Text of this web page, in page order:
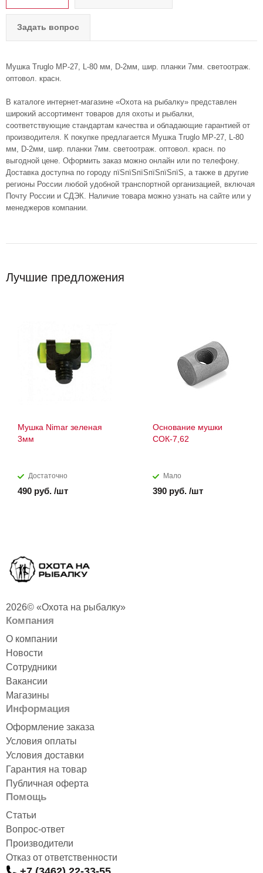
Задать вопрос
Мушка Truglo МР-27, L-80 мм, D-2мм, шир. планки 7мм. светоотраж.
оптовол. красн.
В каталоге интернет-магазине «Охота на рыбалку» представлен
широкий ассортимент товаров для охоты и рыбалки,
соответствующие стандартам качества и обладающие гарантией от
производителя. К покупке предлагается Мушка Truglo МР-27, L-80
мм, D-2мм, шир. планки 7мм. светоотраж. оптовол. красн. по
выгодной цене. Оформить заказ можно онлайн или по телефону.
Доставка доступна по городу пїЅпїЅпїЅпїЅпїЅпїЅ, а также в другие
регионы России любой удобной транспортной организацией, включая
Почту России и СДЭК. Наличие товара можно узнать на сайте или у
менеджеров компании.
Лучшие предложения
Мушка Nimar зеленая
3мм
Достаточно
490 руб. /шт
Основание мушки
СОК-7,62
Мало
390 руб. /шт
2026© «Охота на рыбалку»
Компания
О компании
Новости
Сотрудники
Вакансии
Магазины
Информация
Оформление заказа
Условия оплаты
Условия доставки
Гарантия на товар
Публичная оферта
Помощь
Статьи
Вопрос-ответ
Производители
Отказ от ответственности